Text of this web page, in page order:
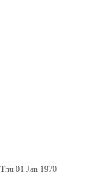
Thu 01 Jan 1970